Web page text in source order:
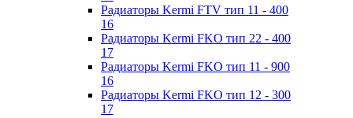
Радиаторы Kermi FTV тип 11 - 400
16
Радиаторы Kermi FKO тип 22 - 400
17
Радиаторы Kermi FKO тип 11 - 900
16
Радиаторы Kermi FKO тип 12 - 300
17